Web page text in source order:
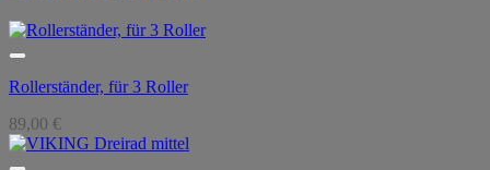
Rollerständer, für 3 Roller
89,00 €